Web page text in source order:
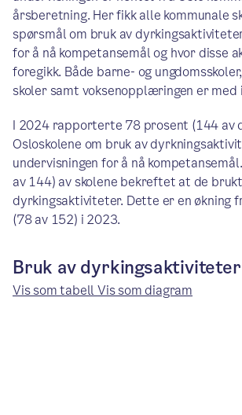
årsberetning. Her fikk alle kommunale
spørsmål om bruk av
for å nå kompetansemål og hvor disse
foregikk. Både barne- og
skoler samt voksenopplæringen er med
I 2024 rapporterte 78 prosent (144 av
Osloskolene om bruk av
undervisningen for å nå
av 144) av skolene bekreftet at de
dyrkingsaktiviteter. Dette er en økning
(78 av 152) i 2023.
Bruk av
Vis som tabellVis som diagram